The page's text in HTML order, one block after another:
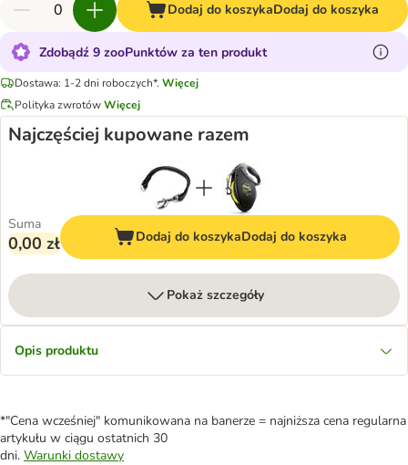
Dodaj do koszykaDodaj do koszyka
Zdobądź 9 zooPunktów za ten produkt
Dostawa: 1-2 dni roboczych*. Więcej
Polityka zwrotówWięcej
Najczęściej kupowane razem
Suma
0,00 zł Dodaj do koszykaDodaj do koszyka
Pokaż szczegóły
Opis produktu
*"Cena wcześniej" komunikowana na banerze = najniższa cena regularna
artykułu w ciągu ostatnich 30
dni. Warunki dostawy